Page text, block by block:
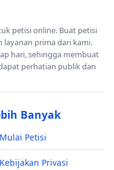
petisi online. Buat petisi
prima dari kami.
hari, sehingga membuat
perhatian publik dan
Banyak
Mulai Petisi
Kebijakan Privasi